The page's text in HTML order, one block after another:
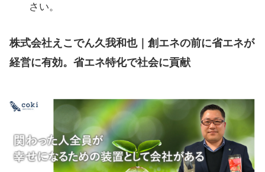
さい。
株式会社えこでん久我和也｜創エネの前に省エネが
経営に有効。省エネ特化で社会に貢献